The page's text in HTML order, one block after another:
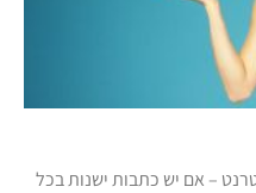
– אם יש כתבות ישנות בכל